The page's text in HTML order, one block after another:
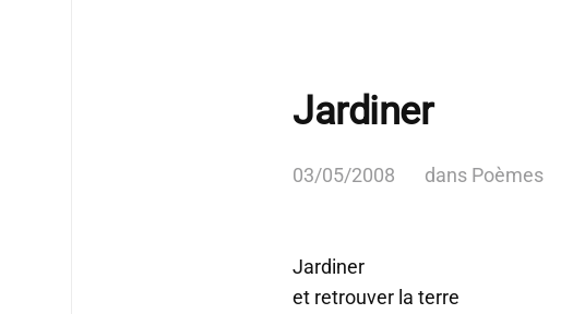
Jardiner
03/05/2008 dans Poèmes
Jardiner
et retrouver la terre